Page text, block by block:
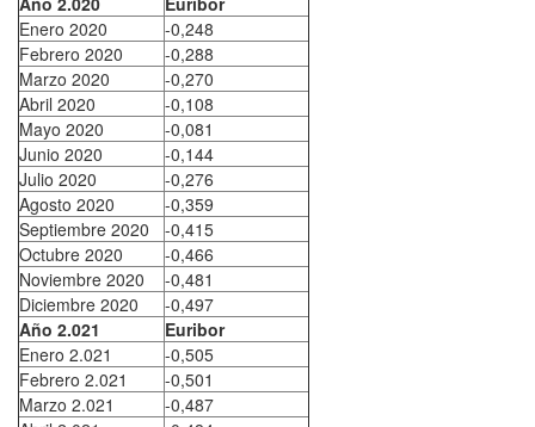
Enero 2020
-0,248
Febrero 2020
-0,288
Marzo 2020
-0,270
Abril 2020
-0,108
Mayo 2020
-0,081
Junio 2020
-0,144
Julio 2020
-0,276
Agosto 2020
-0,359
Septiembre 2020
-0,415
Octubre 2020
-0,466
Noviembre 2020
-0,481
Diciembre 2020
-0,497
Año 2.021
Euribor
Enero 2.021
-0,505
Febrero 2.021
-0,501
Marzo 2.021
-0,487